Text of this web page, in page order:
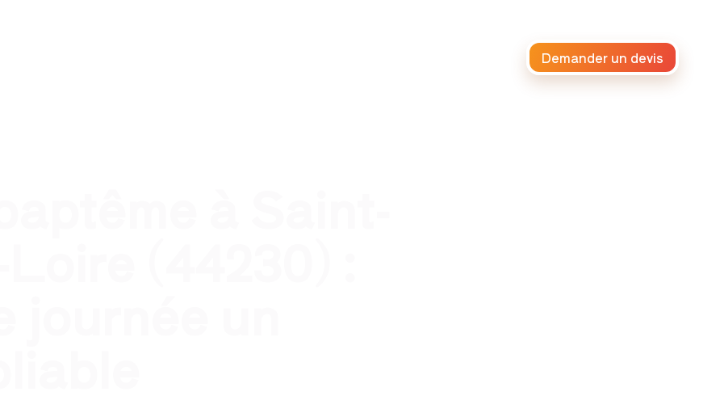
Demander un devis